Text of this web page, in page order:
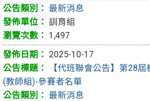
最新消息
訓育組
1,497
2025-10-17
【代班聯會公告】第28
(教師組)-參賽者名單
最新消息